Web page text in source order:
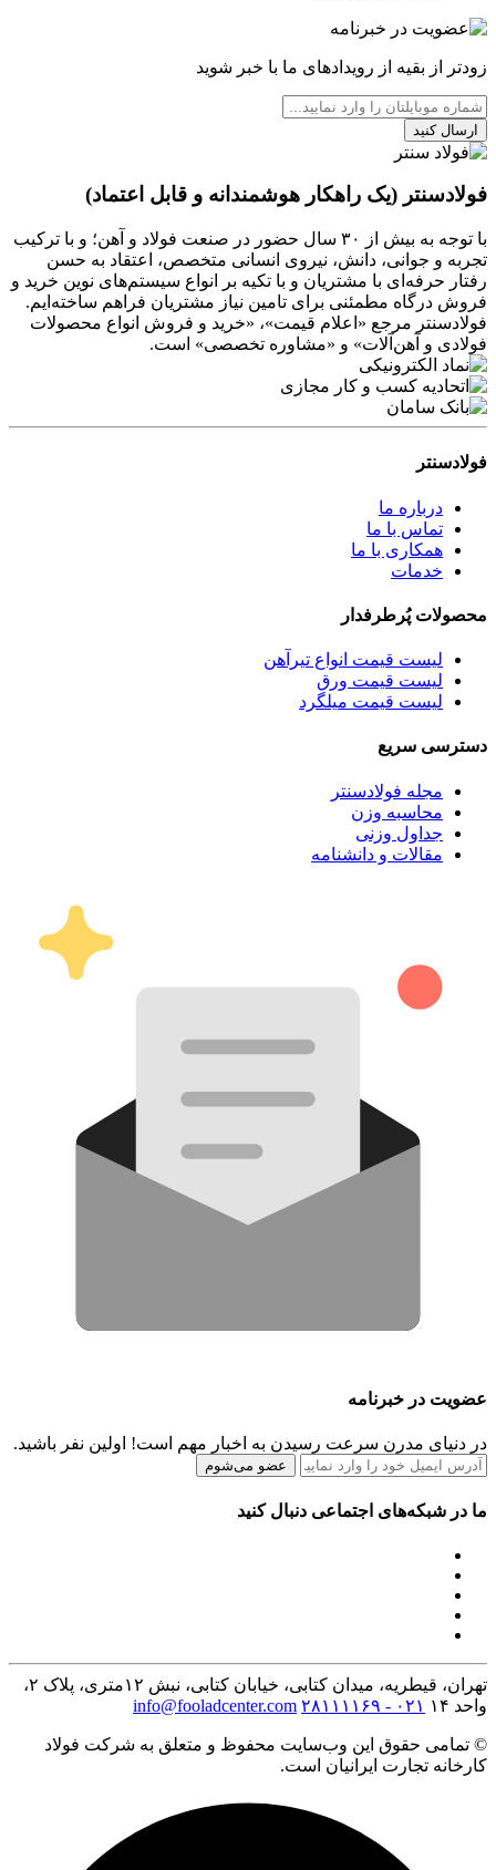
زودتر از بقیه از رویدادهای ما با خبر شوید
ارسال کنید
فولادسنتر (یک راهکار هوشمندانه و قابل اعتماد)
با توجه به بیش از ۳۰ سال حضور در صنعت فولاد و آهن؛ و با ترکیب
تجربه و جوانی، دانش، نیروی انسانی متخصص، اعتقاد به حسن
رفتار حرفه‌ای با مشتریان و با تکیه بر انواع سیستم‌های نوین خرید و
فروش درگاه مطمئنی برای تامین نیاز مشتریان فراهم ساخته‌ایم.
فولادسنتر مرجع «اعلام قیمت»، «خرید و فروش انواع محصولات
فولادی و آهن‌آلات» و «مشاوره تخصصی» است.
فولادسنتر
درباره ما
تماس با ما
همکاری با ما
خدمات
محصولات پُرطرفدار
لیست قیمت انواع تیرآهن
لیست قیمت ورق
لیست قیمت میلگرد
دسترسی سریع
مجله فولادسنتر
محاسبه وزن
جداول وزنی
مقالات و دانشنامه
عضویت در خبرنامه
در دنیای مدرن سرعت رسیدن به اخبار مهم است! اولین نفر باشید.
عضو می‌شوم
ما در شبکه‌های اجتماعی دنبال کنید
تهران، قیطریه، میدان کتابی، خیابان کتابی، نبش ۱۲متری، پلاک ۲،
واحد ۱۴
۰۲۱ - ۲۸۱۱۱۱۶۹ info@fooladcenter.com
© تمامی حقوق این وب‌سایت محفوظ و متعلق به شرکت فولاد
کارخانه تجارت ایرانیان است.